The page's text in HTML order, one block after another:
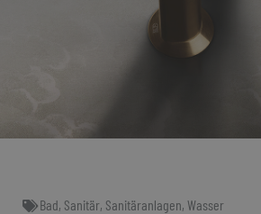
Bad, Sanitär, Sanitäranlagen, Wasser